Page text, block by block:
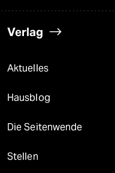
Verlag
Aktuelles
Hausblog
Die Seitenwende
Stellen